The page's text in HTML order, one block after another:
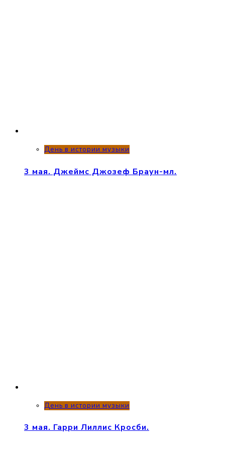
День в истории музыки
3 мая. Джеймс Джозеф Браун-мл.
День в истории музыки
3 мая. Гарри Лиллис Кросби.